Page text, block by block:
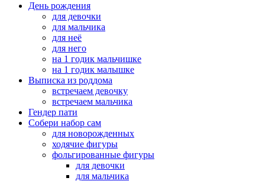
День рождения
для девочки
для мальчика
для неё
для него
на 1 годик мальчишке
на 1 годик малышке
Выписка из роддома
встречаем девочку
встречаем мальчика
Гендер пати
Собери набор сам
для новорожденных
ходячие фигуры
фольгированные фигуры
для девочки
для мальчика